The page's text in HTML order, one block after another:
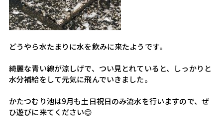
どうやら水たまりに水を飲みに来たようです。
綺麗な青い線が涼しげで、つい見とれていると、しっかりと
水分補給をして元気に飛んでいきました。
かたつむり池は9月も土日祝日のみ流水を行いますので、ぜ
ひ遊びに来てください😊